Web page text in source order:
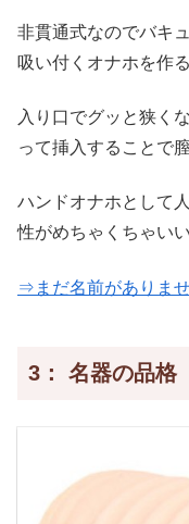
非貫通式なのでバキ
吸い付くオナホを作
入り口でグッと狭く
って挿入することで
ハンドオナホとして
性がめちゃくちゃい
⇒まだ名前がありま
3： 名器の品格